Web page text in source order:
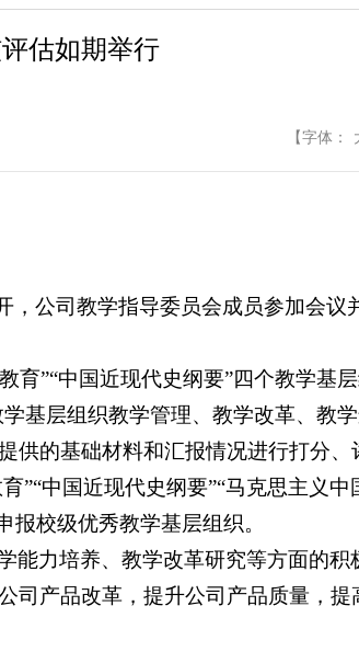
估如期举行
【字体：
，公司教学指导委员会成员参加会议
育”“中国近现代史纲要”四个教学基
基层组织教学管理、教学改革、教
供的基础材料和汇报情况进行打分、
”“中国近现代史纲要”“马克思主义中
校级优秀教学基层组织。
能力培养、教学改革研究等方面的积
司产品改革，提升公司产品质量，提